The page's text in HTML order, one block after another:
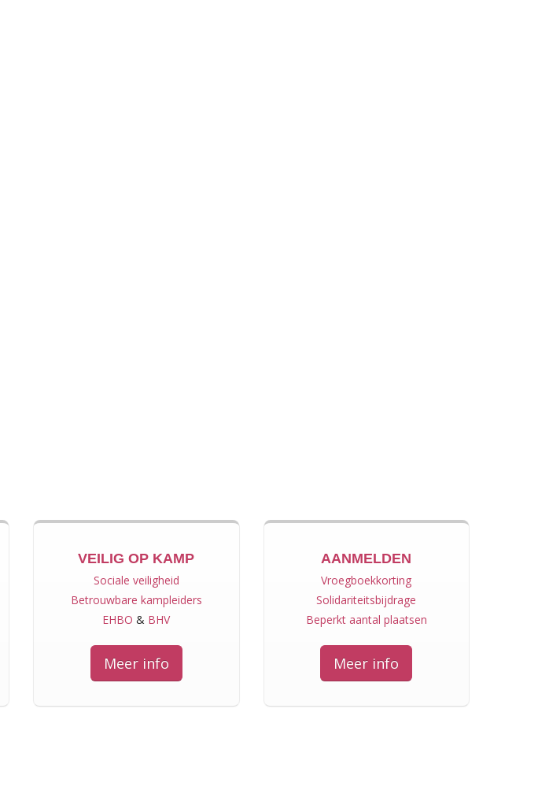
VEILIG OP KAMP
Sociale veiligheid
Betrouwbare kampleiders
EHBO & BHV
Meer info
AANMELDEN
Vroegboekkorting
Solidariteitsbijdrage
Beperkt aantal plaatsen
Meer info